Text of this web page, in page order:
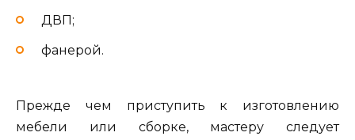
ДВП;
фанерой.
Прежде чем приступить к изготовлению
мебели или сборке, мастеру следует